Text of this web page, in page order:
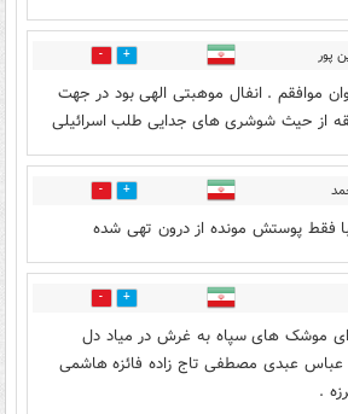
پور 3
موافقم . انفال موهبتی الهی بود در جهت
از حیث شوشری های جدایی طلب اسرائیلی
2
فقط پوستش مونده از درون تهی شده
8
موشک های سپاه به غرش در میاد دل
عباس عبدی مصطفی تاج زاده فائزه هاشمی
.